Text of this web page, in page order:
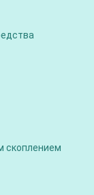
скоплением